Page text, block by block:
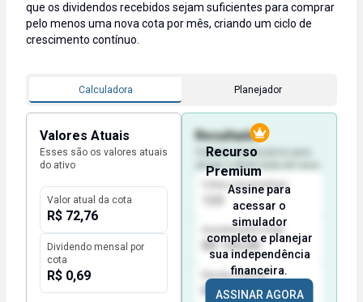
que os dividendos recebidos sejam suficientes para comprar
pelo menos uma nova cota por mês, criando um ciclo de
crescimento contínuo.
Calculadora Planejador
Valores Atuais
Esses são os valores atuais
do ativo
Valor atual da cota
R$ 72,76
Dividendo mensal por
cota
R$ 0,69
Recurso
Premium
Assine para
acessar o
simulador
completo e planejar
sua independência
financeira.
ASSINAR AGORA
Resultado
Valores necessários para
atingir o efeito bola de neve
Cotas necessárias
R$ 123,00
Renda mensal
R$ 123,00